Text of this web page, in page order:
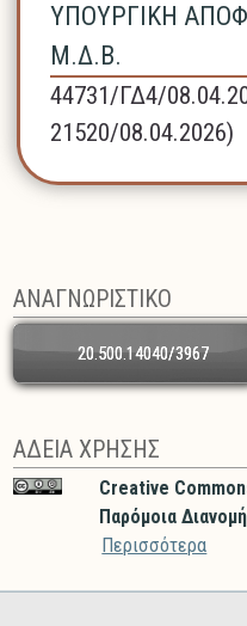
ΥΠΟΥΡΓΙΚΗ
Μ.Δ.Β.
44731/ΓΔ4/
21520/08.04.2026)
ΑΝΑΓΝΩΡΙΣΤΙΚΟ
20.500.14040/3967
ΑΔΕΙΑ ΧΡΗΣΗΣ
Creative
Παρόμοια
Περισσότερα